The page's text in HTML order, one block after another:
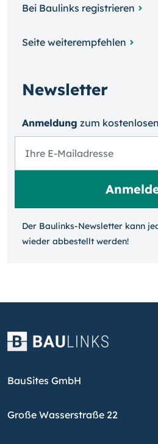
Bei Baulinks registrieren
Seite weiterempfehlen
Newsletter
Anmeldung zum kosten­losen
Der Baulinks-Newsletter kann
wieder ab­bestellt werden!
BauSites GmbH
Große Wasserstraße 22